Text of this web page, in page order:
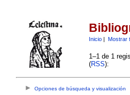
Inicio| Mostrar
1–1 de 1
(RSS):
Opciones de búsqueda y visualización